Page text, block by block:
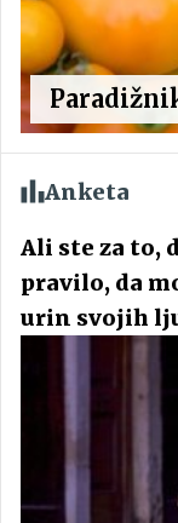
Anketa
Ali ste za to,
pravilo, da
urin svojih